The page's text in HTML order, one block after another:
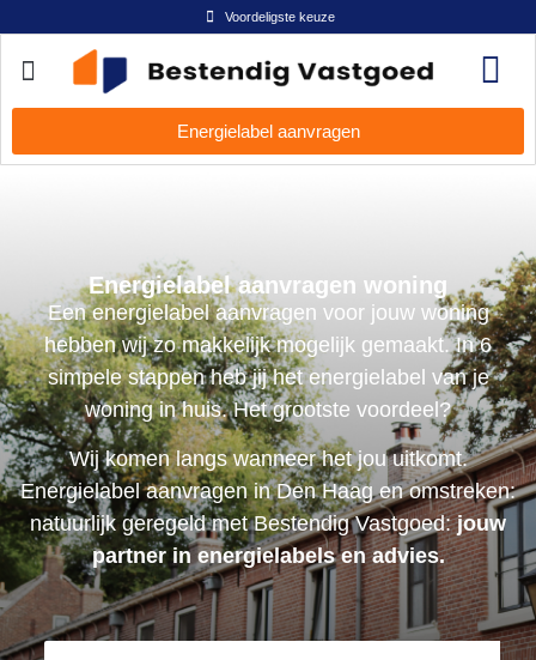
Voordeligste keuze
Energielabel aanvragen
Energielabel aanvragen woning
Een energielabel aanvragen voor jouw woning
hebben wij zo makkelijk mogelijk gemaakt. In 6
simpele stappen heb jij het energielabel van je
woning in huis. Het grootste voordeel?
Wij komen langs wanneer het jou uitkomt.
Energielabel aanvragen in Den Haag en omstreken:
natuurlijk geregeld met Bestendig Vastgoed:jouw
partner in energielabels en advies.